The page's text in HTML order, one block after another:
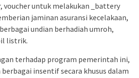
voucher untuk melakukan _battery
jaminan asuransi kecelakaan,
undian berhadiah umroh,
listrik.
terhadap program pemerintah ini,
insentif secara khusus dalam